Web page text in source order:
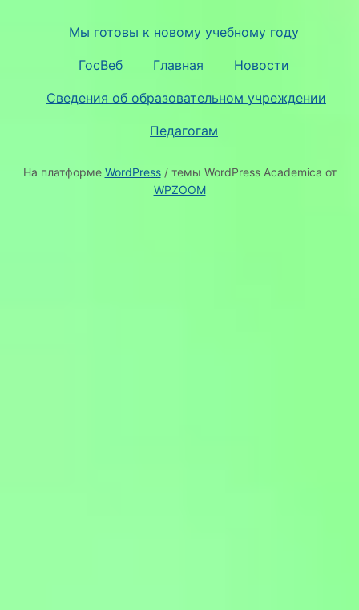
Мы готовы к новому учебному году
ГосВеб Главная Новости
Сведения об образовательном учреждении
Педагогам
На платформе WordPress/ темы WordPress Academica от
WPZOOM